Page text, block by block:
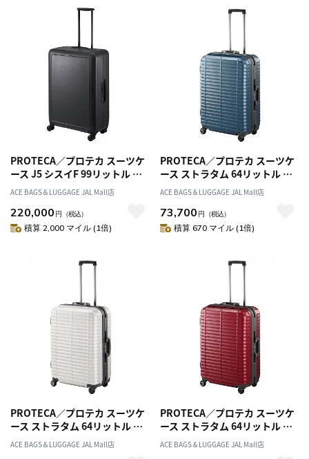
PROTECA／プロテカ スーツケ
ース J5 シスイF 99リットル 日
本製 フレームタイプ 双輪 キャ
スターストッパー 00574
ACE BAGS＆LUGGAGE JAL Mall店
220,000 円 （税込）
積算 2,000 マイル (1倍)
PROTECA／プロテカ スーツケ
ース ストラタム 64リットル フ
レームタイプ 00851
ACE BAGS＆LUGGAGE JAL Mall店
73,700 円 （税込）
積算 670 マイル (1倍)
PROTECA／プロテカ スーツケ
ース ストラタム 64リットル フ
レームタイプ 00851
ACE BAGS＆LUGGAGE JAL Mall店
PROTECA／プロテカ スーツケ
ース ストラタム 64リットル フ
レームタイプ 00851
ACE BAGS＆LUGGAGE JAL Mall店